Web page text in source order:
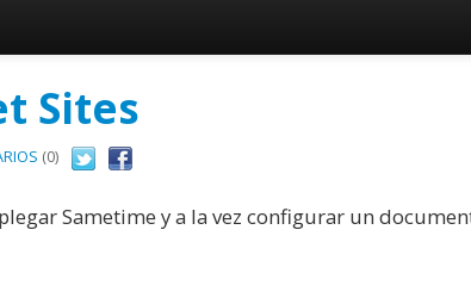
Sites
(0)
Sametime y a la vez configurar un